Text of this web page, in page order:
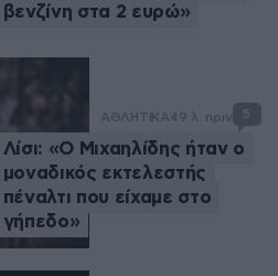
βενζίνη στα 2 ευρώ»
ΑΘΛΗΤΙΚΑ49 λ. πριν 5
Λίσι: «Ο Μιχαηλίδης ήταν ο
μοναδικός εκτελεστής
πέναλτι που είχαμε στο
γήπεδο»